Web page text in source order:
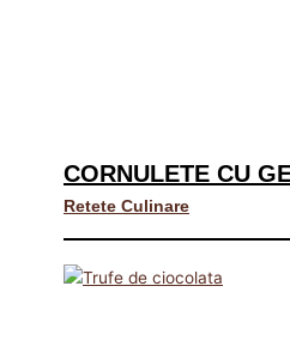
CORNULETE CU
Retete Culinare